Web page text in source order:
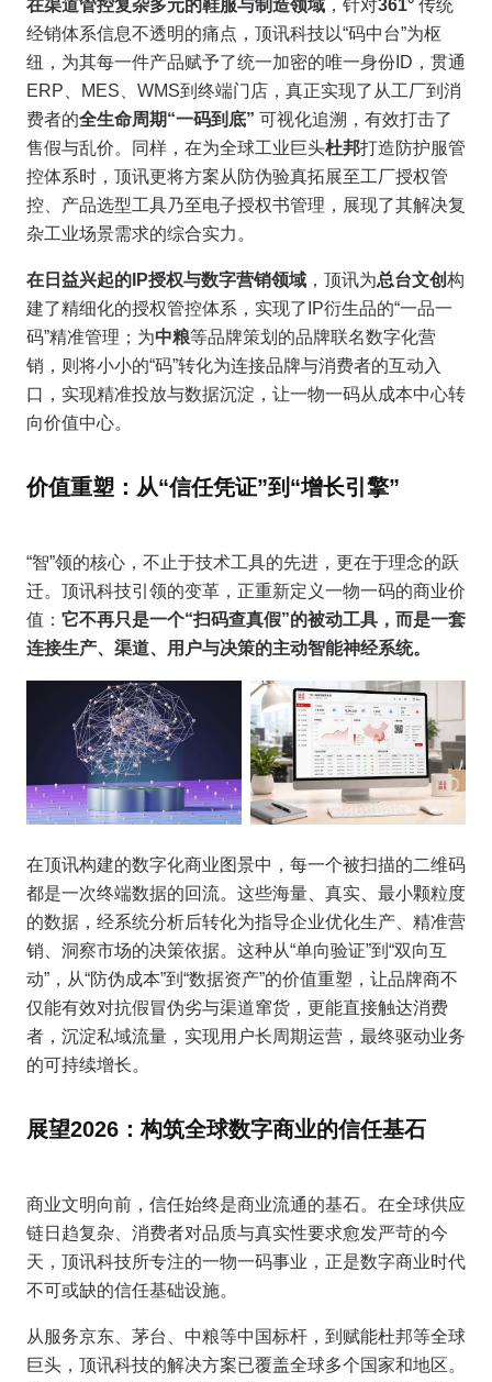
在渠道管控复杂多元的鞋服与制造领域 ，针对361° 传统
经销体系信息不透明的痛点，顶讯科技以“码中台”为枢
纽，为其每一件产品赋予了统一加密的唯一身份ID，贯通
ERP、MES、WMS到终端门店，真正实现了从工厂到消
费者的全生命周期“一码到底” 可视化追溯，有效打击了
售假与乱价。同样，在为全球工业巨头杜邦打造防护服管
控体系时，顶讯更将方案从防伪验真拓展至工厂授权管
控、产品选型工具乃至电子授权书管理，展现了其解决复
杂工业场景需求的综合实力。
在日益兴起的IP授权与数字营销领域 ，顶讯为总台文创构
建了精细化的授权管控体系，实现了IP衍生品的“一品一
码”精准管理；为中粮等品牌策划的品牌联名数字化营
销，则将小小的“码”转化为连接品牌与消费者的互动入
口，实现精准投放与数据沉淀，让一物一码从成本中心转
向价值中心。
价值重塑：从“信任凭证”到“增长引擎”
“智”领的核心，不止于技术工具的先进，更在于理念的跃
迁。顶讯科技引领的变革，正重新定义一物一码的商业价
值： 它不再只是一个“扫码查真假”的被动工具，而是一套
连接生产、渠道、用户与决策的主动智能神经系统。
在顶讯构建的数字化商业图景中，每一个被扫描的二维码
都是一次终端数据的回流。这些海量、真实、最小颗粒度
的数据，经系统分析后转化为指导企业优化生产、精准营
销、洞察市场的决策依据。这种从“单向验证”到“双向互
动”，从“防伪成本”到“数据资产”的价值重塑，让品牌商不
仅能有效对抗假冒伪劣与渠道窜货，更能直接触达消费
者，沉淀私域流量，实现用户长周期运营，最终驱动业务
的可持续增长。
展望2026：构筑全球数字商业的信任基石
商业文明向前，信任始终是商业流通的基石。在全球供应
链日趋复杂、消费者对品质与真实性要求愈发严苛的今
天，顶讯科技所专注的一物一码事业，正是数字商业时代
不可或缺的信任基础设施。
从服务京东、茅台、中粮等中国标杆，到赋能杜邦等全球
巨头，顶讯科技的解决方案已覆盖全球多个国家和地区。